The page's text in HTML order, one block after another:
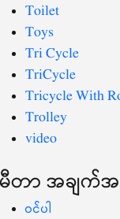
Toilet
Toys
Tri Cycle
TriCycle
Tricycle With
Trolley
video
မီတာ အချက်
ဝင်ပါ